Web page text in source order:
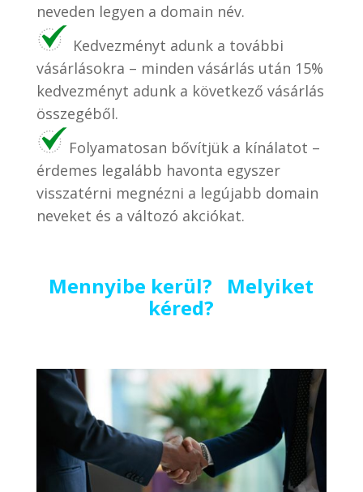
neveden legyen a domain név.
Kedvezményt adunk a további
vásárlásokra – minden vásárlás után 15%
kedvezményt adunk a következő vásárlás
összegéből.
Folyamatosan bővítjük a kínálatot –
érdemes legalább havonta egyszer
visszatérni megnézni a legújabb domain
neveket és a változó akciókat.
Mennyibe kerül? Melyiket
kéred?